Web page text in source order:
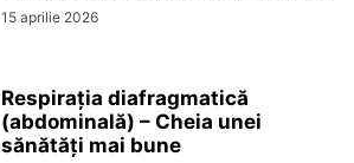
15 aprilie 2026
Respirația diafragmatică
(abdominală) – Cheia unei
sănătăți mai bune